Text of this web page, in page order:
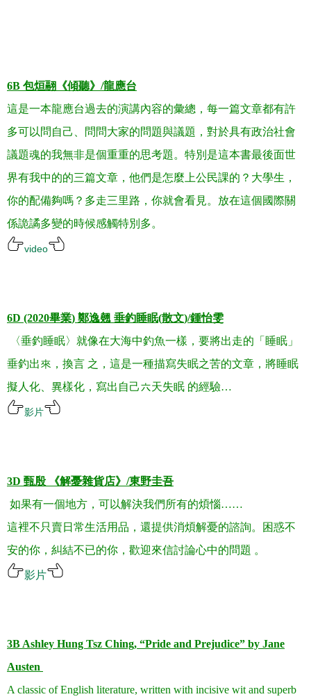
6B 包烜翮《傾聽》 /龍應台
這是一本龍應台過去的演講內容的彙總，每一篇文章都有許
多可以問自己、問問大家的問題與議題，對於具有政治社會
議題魂的我無非是個重重的思考題。特別是這本書最後面世
界有我中的的三篇文章，他們是怎麼上公民課的？大學生，
你的配備夠嗎？多走三里路，你就會看見。放在這個國際關
係詭譎多變的時候感觸特別多。
video
6D (2020畢業) 鄭逸翹 垂釣睡眠(散文)/鍾怡雯
〈垂釣睡眠〉就像在大海中釣魚一樣，要將出走的「睡眠」
垂釣出來，換言 之，這是一種描寫失眠之苦的文章，將睡眠
擬人化、異樣化，寫出自己六天失眠 的經驗…
影片
3D 甄殷 《解憂雜貨店》 /東野圭吾
如果有一個地方，可以解決我們所有的煩惱……
這裡不只賣日常生活用品，還提供消煩解憂的諮詢。困惑不
安的你，糾結不已的你，歡迎來信討論心中的問題 。
影片
3B Ashley Hung Tsz Ching, “Pride and Prejudice” by Jane
Austen
A classic of English literature, written with incisive wit and superb